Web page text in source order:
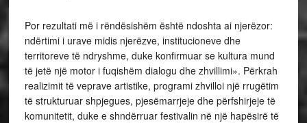
Por rezultati më i rëndësishëm është ndoshta ai njerëzor:
ndërtimi i urave midis njerëzve, institucioneve dhe
territoreve të ndryshme, duke konfirmuar se kultura mund
të jetë një motor i fuqishëm dialogu dhe zhvillimi». Përkrah
realizimit të veprave artistike, programi zhvilloi një rrugëtim
të strukturuar shpjegues, pjesëmarrjeje dhe përfshirjeje të
komunitetit, duke e shndërruar festivalin në një hapësirë të